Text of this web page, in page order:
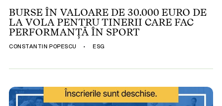
OPINII
ESG
COMPANII SUSTENABILE
BURSE ÎN VALOARE DE 30.000 EURO DE
LA VOLA PENTRU TINERII CARE FAC
PERFORMANȚĂ ÎN SPORT
CONSTANTIN POPESCU • ESG